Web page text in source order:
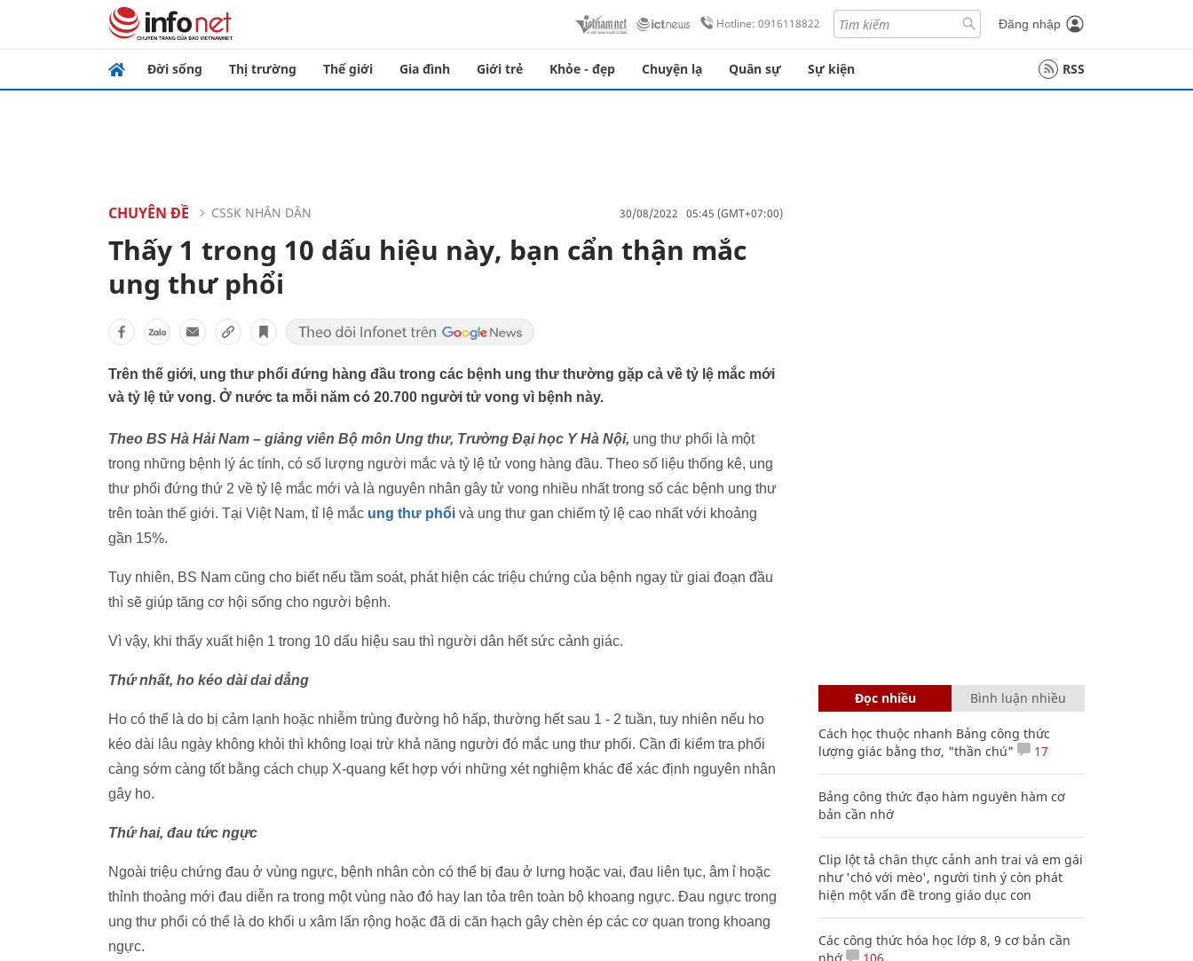
Hotline: 0916118822 Đăng nhập
Đời sống Thị trường Thế giới Gia đình Giới trẻ Khỏe - đẹp Chuyện lạ Quân sự Sự kiện RSS
CHUYÊN ĐỀ CSSK NHÂN DÂN 30/08/2022 05:45 (GMT+07:00)
Thấy 1 trong 10 dấu hiệu này, bạn cẩn thận mắc
ung thư phổi
Trên thế giới, ung thư phổi đứng hàng đầu trong các bệnh ung thư thường gặp cả về tỷ lệ mắc mới
và tỷ lệ tử vong. Ở nước ta mỗi năm có 20.700 người tử vong vì bệnh này.
Theo BS Hà Hải Nam – giảng viên Bộ môn Ung thư, Trường Đại học Y Hà Nội, ung thư phổi là một
trong những bệnh lý ác tính, có số lượng người mắc và tỷ lệ tử vong hàng đầu. Theo số liệu thống kê, ung
thư phổi đứng thứ 2 về tỷ lệ mắc mới và là nguyên nhân gây tử vong nhiều nhất trong số các bệnh ung thư
trên toàn thế giới. Tại Việt Nam, tỉ lệ mắc ung thư phổi và ung thư gan chiếm tỷ lệ cao nhất với khoảng
gần 15%.
Tuy nhiên, BS Nam cũng cho biết nếu tầm soát, phát hiện các triệu chứng của bệnh ngay từ giai đoạn đầu
thì sẽ giúp tăng cơ hội sống cho người bệnh.
Vì vậy, khi thấy xuất hiện 1 trong 10 dấu hiệu sau thì người dân hết sức cảnh giác.
Thứ nhất, ho kéo dài dai dẳng
Ho có thể là do bị cảm lạnh hoặc nhiễm trùng đường hô hấp, thường hết sau 1 - 2 tuần, tuy nhiên nếu ho
kéo dài lâu ngày không khỏi thì không loại trừ khả năng người đó mắc ung thư phổi. Cần đi kiểm tra phổi
càng sớm càng tốt bằng cách chụp X-quang kết hợp với những xét nghiệm khác để xác định nguyên nhân
gây ho.
Thứ hai, đau tức ngực
Ngoài triệu chứng đau ở vùng ngực, bệnh nhân còn có thể bị đau ở lưng hoặc vai, đau liên tục, âm ỉ hoặc
thỉnh thoảng mới đau diễn ra trong một vùng nào đó hay lan tỏa trên toàn bộ khoang ngực. Đau ngực trong
ung thư phổi có thể là do khối u xâm lấn rộng hoặc đã di căn hạch gây chèn ép các cơ quan trong khoang
ngực.
Đọc nhiều Bình luận nhiều
Cách học thuộc nhanh Bảng công thức
lượng giác bằng thơ, "thần chú"
17
Bảng công thức đạo hàm nguyên hàm cơ
bản cần nhớ
Clip lột tả chân thực cảnh anh trai và em gái
như 'chó với mèo', người tinh ý còn phát
hiện một vấn đề trong giáo dục con
Các công thức hóa học lớp 8, 9 cơ bản cần